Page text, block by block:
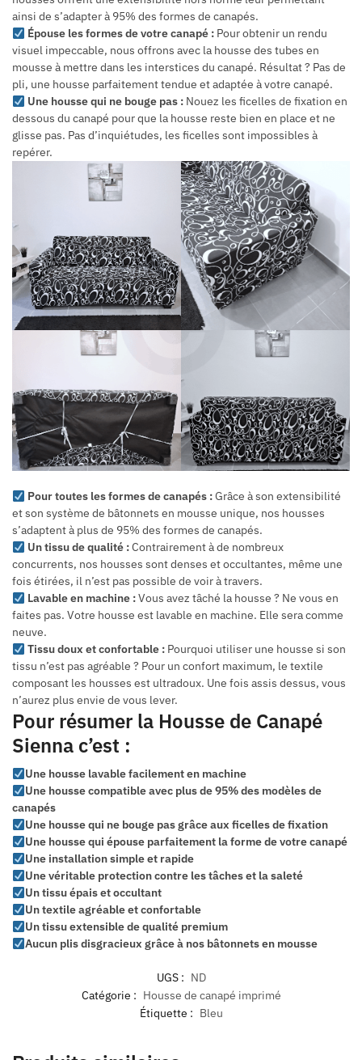
ainsi de s’adapter à 95% des formes de canapés.
Épouse les formes de votre canapé :Pour obtenir un rendu
visuel impeccable, nous offrons avec la housse des tubes en
mousse à mettre dans les interstices du canapé. Résultat ? Pas de
pli, une housse parfaitement tendue et adaptée à votre canapé.
Une housse qui ne bouge pas :Nouez les ficelles de fixation en
dessous du canapé pour que la housse reste bien en place et ne
glisse pas. Pas d’inquiétudes, les ficelles sont impossibles à
repérer.
Pour toutes les formes de canapés :Grâce à son extensibilité
et son système de bâtonnets en mousse unique, nos housses
s’adaptent à plus de 95% des formes de canapés.
Un tissu de qualité :Contrairement à de nombreux
concurrents, nos housses sont denses et occultantes, même une
fois étirées, il n’est pas possible de voir à travers.
Lavable en machine :Vous avez tâché la housse ? Ne vous en
faites pas. Votre housse est lavable en machine. Elle sera comme
neuve.
Tissu doux et confortable :Pourquoi utiliser une housse si son
tissu n’est pas agréable ? Pour un confort maximum, le textile
composant les housses est ultradoux. Une fois assis dessus, vous
n’aurez plus envie de vous lever.
Pour résumer la Housse de Canapé
Sienna c’est :
Une housse lavable facilement en machine
Une housse compatible avec plus de 95% des modèles de
canapés
Une housse qui ne bouge pas grâce aux ficelles de fixation
Une housse qui épouse parfaitement la forme de votre canapé
Une installation simple et rapide
Une véritable protection contre les tâches et la saleté
Un tissu épais et occultant
Un textile agréable et confortable
Un tissu extensible de qualité premium
Aucun plis disgracieux grâce à nos bâtonnets en mousse
UGS : ND
Catégorie : Housse de canapé imprimé
Étiquette : Bleu